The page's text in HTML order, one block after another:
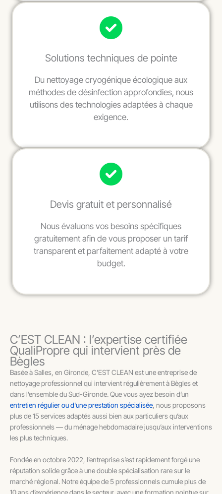
Solutions techniques de pointe
Du nettoyage cryogénique écologique aux
méthodes de désinfection approfondies, nous
utilisons des technologies adaptées à chaque
exigence.
Devis gratuit et personnalisé
Nous évaluons vos besoins spécifiques
gratuitement afin de vous proposer un tarif
transparent et parfaitement adapté à votre
budget.
C’EST CLEAN : l’expertise certifiée
QualiPropre qui intervient près de
Bègles
Basée à Salles, en Gironde, C’EST CLEAN est une entreprise de
nettoyage professionnel qui intervient régulièrement à Bègles et
dans l’ensemble du Sud-Gironde. Que vous ayez besoin d’un
entretien régulier ou d'une prestation spécialisée , nous proposons
plus de 15 services adaptés aussi bien aux particuliers qu’aux
professionnels — du ménage hebdomadaire jusqu’aux interventions
les plus techniques.
Fondée en octobre 2022, l’entreprise s’est rapidement forgé une
réputation solide grâce à une double spécialisation rare sur le
marché régional. Notre équipe de 5 professionnels cumule plus de